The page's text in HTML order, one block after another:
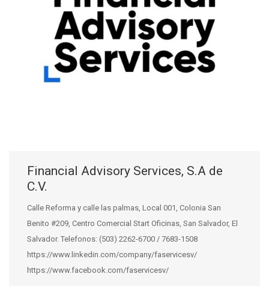
Financial Advisory Services, S.A de
C.V.
Calle Reforma y calle las palmas, Local 001, Colonia San
Benito #209, Centro Comercial Start Oficinas, San Salvador, El
Salvador. Telefonos: (503) 2262-6700 / 7683-1508
https://www.linkedin.com/company/faservicesv/
https://www.facebook.com/faservicesv/